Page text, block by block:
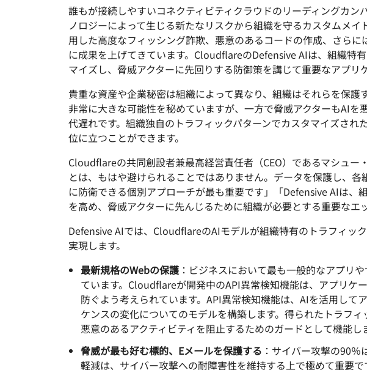
セキュリティモダナイゼーション
VPNの代替
フィッシング対策
WebアプリとAPIを保護
ネットワークモダナイゼーショ
コーヒーショップネットワーキン
WANモダナイゼーション
ネットワークの保護
AIセキュリティ
エージェント型AIおよびGenAIア
プリケーションのセキュリティ保
データコンプライアンス
コンプライアンスの合理化とリス
ク最小化
ポスト量子の暗号
データの保護とコンプラ
基準の充足
Webゲートウェイ
としてのネットワ
Webアプリケーションファ
イアウォール
APIセキュリティ
ボット管理
DNS
スマートルーティング
Load balancing
中小企業向けプラン
AI Gateway
AIアプリの監視と制御
当社のネットワークでMLモデル
コンピューティング
Observability
ログ、メトリクス、トレース
Workers
サーバーレスアプリの構築と展
開
メディア
Images
画像の変換と最適化
Realtime
リアルタイムのオー
び動画アプリを構築
プランと料金
サーバーレスアプリの構築とデプ
Workers KV
アプリ用のサーバーレスkey-
valueストア
R2
高額のエグレス料金な
保存
PowerUPプログラム
顧客の接続と保護を維持しつつ、
ビジネスを成長
テクノロジーパートナー
当社のテクノロジーパートナーと
インテグレーターのエコシステム
について
グロ
レー
シー
ラン
構築
リファレンスアーキテクチャ
テクニカルガイド
ソリュー
製品ドキュ
探求
プライズに関する
経営管理層向けイ
ンサイト
とイベン
プライバシー
ポリシー、データ、保護
信
ポ
公共の利益
人道支援
プロジェクトGalileo
政府
Athenianプ
誰もが接続しやすいコネクティビティクラウドのリーディングカン
ノロジーによって生じる新たなリスクから組織を守るカスタムメ
用した高度なフィッシング詐欺、悪意のあるコードの作成、さら
に成果を上げてきています。CloudflareのDefensive AIは、組織特
マイズし、脅威アクターに先回りする防御策を講じて重要なアプリ
貴重な資産や企業秘密は組織によって異なり、組織はそれらを保
非常に大きな可能性を秘めていますが、一方で脅威アクターもAI
代遅れです。組織独自のトラフィックパターンでカスタマイズさ
位に立つことができます。
Cloudflareの共同創設者兼最高経営責任者（CEO）であるマシュ
とは、もはや避けられることではありません。データを保護し、
に防衛できる個別アプローチが最も重要です」「Defensive AIは
を高め、脅威アクターに先んじるために組織が必要とする重要なエ
Defensive AIでは、CloudflareのAIモデルが組織特有のトラフィッ
実現します。
最新規格のWebの保護：ビジネスにおいて最も一般的なアプリ
ています。Cloudflareが開発中のAPI異常検知機能は、アプリケ
防ぐよう考えられています。API異常検知機能は、AIを活用し
ケンスの変化についてのモデルを構築します。得られたトラフ
悪意のあるアクティビティを阻止するためのガードとして機能し
脅威が最も好む標的、Eメールを保護する ：サイバー攻撃の90
軽減は、サイバー攻撃への耐障害性を維持する上で極めて重要